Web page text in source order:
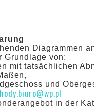
Diagrammen
Grundlage von:
mit tatsächlichen
und
in der